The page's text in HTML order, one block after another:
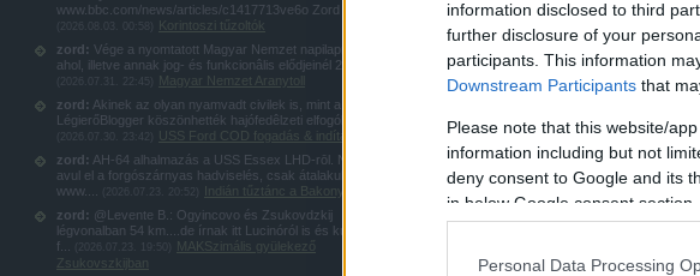
information disclosed to third
further disclosure of your
participants. This information
Downstream Participants that
Please note that this website/
information including but not
deny consent to Google and its
in below Google consent section.
Personal Data Processing
www.bbc.com/news/articles/c1417713ve6o Zord
Korintoszi tűzoltók
zord: Vége a nyomtatott Magyar Nemzet napilapnak,
ahol, illetve annak jog- és funkcionâlis elődjeinél 20...
Magyar Nemzet Aranytoll
zord: Akinek az olyan nyamvadt civilek is, mint a
LégierőBlogger köszönhették hajófedêlzeti elfogókötel...
USS Ford COD fogadás & indítás
zord: AH-64 alhalmazás a USS Essex LHD-rōl. Nem
avul el a forgószárnyas hadviselés, csak átalakul:
www....
Indián tűztánc a Bakonyban
zord: @Levente B.: Ogyincovo és Zsukovdzkij
légvonalban 54 km....de írnak itt Lucinóról is és kubinkai
f...
MAKSzimális gyülekező
Zsukovszkijban